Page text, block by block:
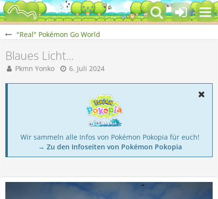
"Real" Pokémon Go World
Blaues Licht...
Pkmn Yonko 6. Juli 2024
Wir sammeln alle Infos von Pokémon Pokopia für euch!
→ Zu den Infoseiten von Pokémon Pokopia